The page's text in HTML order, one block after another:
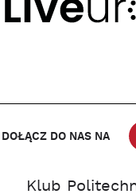
DOŁĄCZ DO NAS NA
Klub